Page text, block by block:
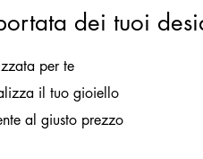
dei tuoi
per te
il tuo gioiello
al giusto prezzo